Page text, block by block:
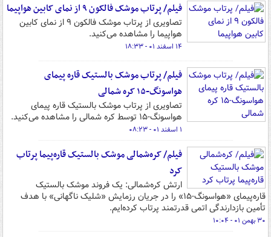
فیلم/ پرتاب موشک فالکون ۹ از نمای کابین هواپیما
تصاویری از پرتاب موشک فالکون ۹ از نمای کابین
هواپیما را مشاهده می‌کنید.
۱۴ اسفند ۰۱ - ۱۸:۳۳
فیلم/ پرتاب موشک بالستیک قاره پیمای
هواسونگ-۱۵ کره شمالی
تصاویری از پرتاب موشک بالستیک قاره پیمای
هواسونگ-۱۵ توسط کره شمالی را مشاهده می‌کنید.
۱ اسفند ۰۱ - ۰۸:۲۳
فیلم/ کره‌شمالی موشک بالستیک قاره‌پیما پرتاب
کرد
ارتش کره‌شمالی: یک فروند موشک بالستیک
قاره‌پیمای «هواسونگ-۱۵» را در جریان رزمایش «شلیک ناگهانی» با هدف
تأمین بازدارندگی اتمی قدرتمند پرتاب کرده‌ایم.
۳۰ بهمن ۰۱ - ۱۰:۰۴